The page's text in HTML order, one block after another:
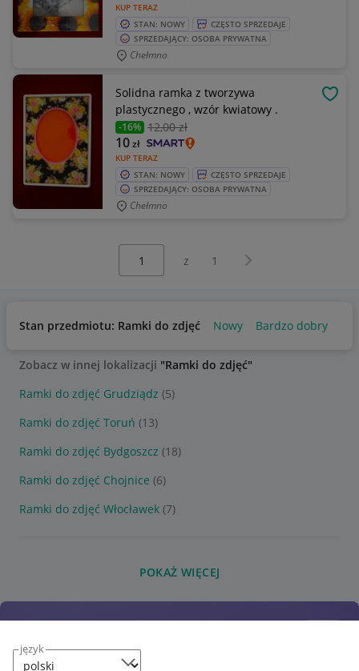
język
KUP TERAZ
STAN: NOWY
CZĘSTO SPRZEDAJE
SPRZEDAJĄCY: OSOBA PRYWATNA
Chełmno
Solidna ramka z tworzywa
plastycznego , wzór kwiatowy .
-16% 12,00 zł
KUP TERAZ
10zł
STAN: NOWY
CZĘSTO SPRZEDAJE
SPRZEDAJĄCY: OSOBA PRYWATNA
Chełmno
z 1 Następna strona
Stan przedmiotu: Ramki do zdjęć Nowy Bardzo dobry
Zobacz w innej lokalizacji "Ramki do zdjęć"
Ramki do zdjęć Grudziądz (5)
Ramki do zdjęć Toruń (13)
Ramki do zdjęć Bydgoszcz (18)
Ramki do zdjęć Chojnice (6)
Ramki do zdjęć Włocławek (7)
POKAŻ WIĘCEJ